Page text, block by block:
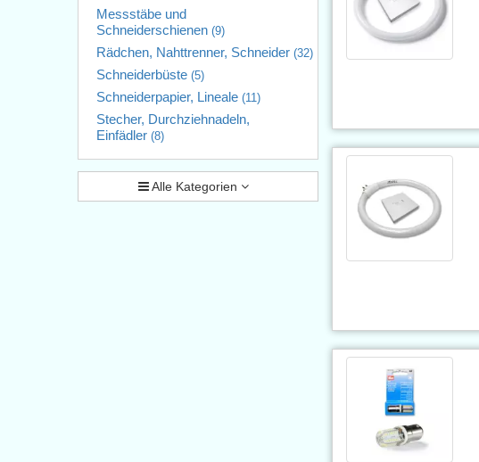
Messstäbe und
Schneiderschienen (9)
Rädchen, Nahttrenner, Schneider (32)
Schneiderbüste (5)
Schneiderpapier, Lineale (11)
Stecher, Durchziehnadeln,
Einfädler (8)
Alle Kategorien